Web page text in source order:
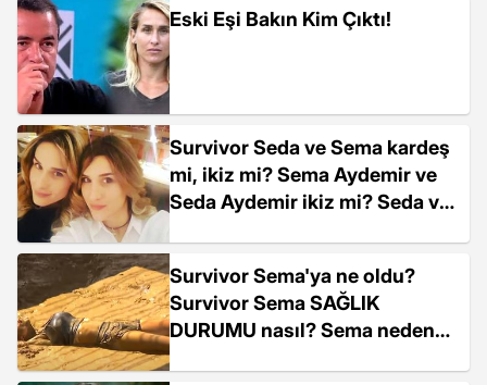
Eski Eşi Bakın Kim Çıktı!
Survivor Seda ve Sema kardeş
mi, ikiz mi? Sema Aydemir ve
Seda Aydemir ikiz mi? Seda ve
Survivor Sema'ya ne oldu?
Survivor Sema SAĞLIK
DURUMU nasıl? Sema neden